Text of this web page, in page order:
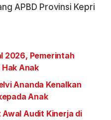
APBD Provinsi Kepri
2026, Pemerintah
Anak
Ananda Kenalkan
Anak
Audit Kinerja di